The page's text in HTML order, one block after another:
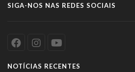
SIGA-NOS NAS REDES SOCIAIS
NOTÍCIAS RECENTES